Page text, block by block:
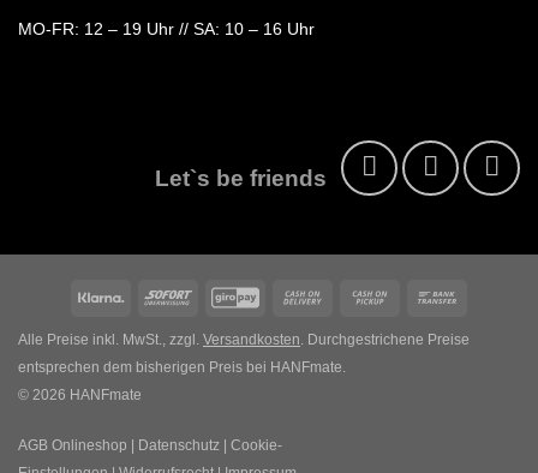
MO-FR: 12 – 19 Uhr // SA: 10 – 16 Uhr
Let`s be friends
Klarna Sofort GiroPay
Cash
Delivery
Cash
Pickup
Alle Preise inkl. MwSt., zzgl. Versandkosten. Durchgestrichene Preise
entsprechen dem bisherigen Preis bei HANFmate.
© 2026 HANFmate
AGB Onlineshop | Datenschutz | Cookie-